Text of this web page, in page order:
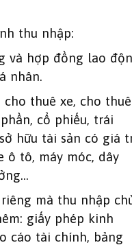
thu nhập:
và hợp đồng lao
nhân.
thuê xe, cho thuê
cổ phiếu, trái
hữu tài sản có giá
ô tô, máy móc, dây
mà thu nhập
giấy phép kinh
cáo tài chính, bảng